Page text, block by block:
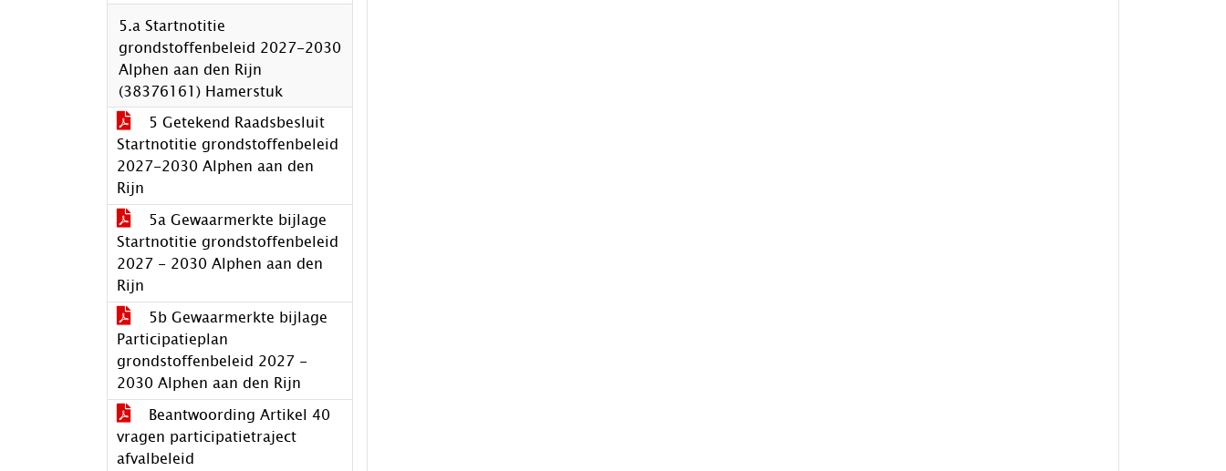
5.a Startnotitie
grondstoffenbeleid 2027-2030
Alphen aan den Rijn
(38376161) Hamerstuk
5 Getekend Raadsbesluit
Startnotitie grondstoffenbeleid
2027-2030 Alphen aan den
Rijn
5a Gewaarmerkte bijlage
Startnotitie grondstoffenbeleid
2027 - 2030 Alphen aan den
Rijn
5b Gewaarmerkte bijlage
Participatieplan
grondstoffenbeleid 2027 -
2030 Alphen aan den Rijn
Beantwoording Artikel 40
vragen participatietraject
afvalbeleid